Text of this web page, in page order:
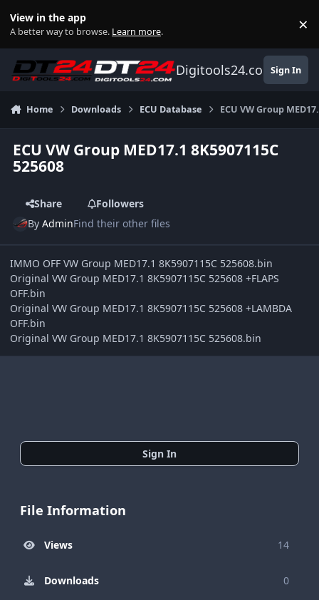
View in the app
A better way to browse. Learn more. ×
Digitools24.comSign In
Home Downloads ECU Database ECU VW Group
ECU VW Group MED17.1 8K5907115C
525608
Share
Followers
ByAdminFind their other files
IMMO OFF VW Group MED17.1 8K5907115C 525608.bin
Original VW Group MED17.1 8K5907115C 525608 +FLAPS
OFF.bin
Original VW Group MED17.1 8K5907115C 525608 +LAMBDA
OFF.bin
Original VW Group MED17.1 8K5907115C 525608.bin
Sign In
File Information
Views 14
Downloads 0